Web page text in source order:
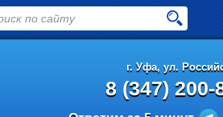
г. Уфа, ул.
8 (347) 200-